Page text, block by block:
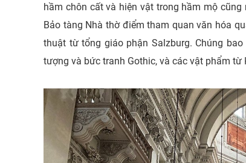
hầm chôn cất và hiện vật trong hầm mộ
Bảo tàng Nhà thờ điểm tham quan văn hóa
thuật từ tổng giáo phận Salzburg. Chúng
tượng và bức tranh Gothic, và các vật phẩm từ